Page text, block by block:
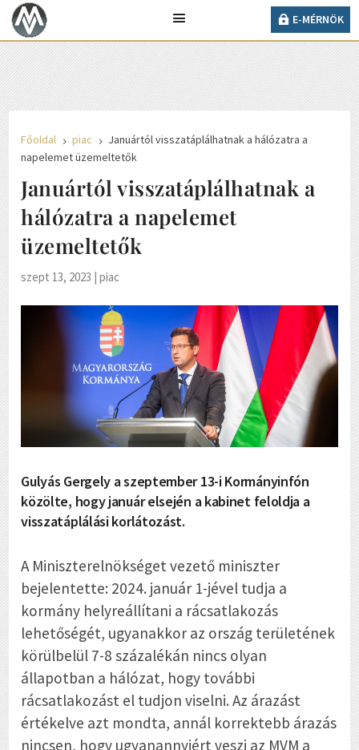
30° C
Ma 2026. augusztus 05., szerda, Krisztina napja
van.
E-MÉRNÖK
E-MÉRNÖK
Főoldal 5 piac 5 Januártól visszatáplálhatnak a hálózatra a
napelemet üzemeltetők
Januártól visszatáplálhatnak a
hálózatra a napelemet
üzemeltetők
szept 13, 2023 |piac
Gulyás Gergely a szeptember 13-i Kormányinfón
közölte, hogy január elsején a kabinet feloldja a
visszatáplálási korlátozást.
A Miniszterelnökséget vezető miniszter
bejelentette: 2024. január 1-jével tudja a
kormány helyreállítani a rácsatlakozás
lehetőségét, ugyanakkor az ország területének
körülbelül 7-8 százalékán nincs olyan
állapotban a hálózat, hogy további
rácsatlakozást el tudjon viselni. Az árazást
értékelve azt mondta, annál korrektebb árazás
nincsen, hogy ugyanannyiért veszi az MVM a